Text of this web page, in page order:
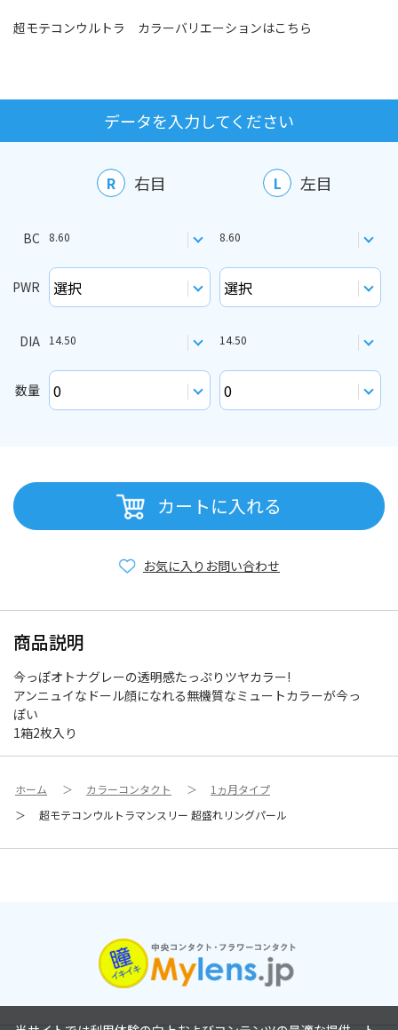
超モテコンウルトラ カラーバリエーションはこちら
データを入力してください
R 右目 L 左目
BC 8.60 8.60
PWR
DIA 14.50 14.50
数量
カートに入れる
お気に入り お問い合わせ
商品説明
今っぽオトナグレーの透明感たっぷりツヤカラー!
アンニュイなドール顔になれる無機質なミュートカラーが今っ
ぽい
1箱2枚入り
ホーム ＞ カラーコンタクト ＞
1ヵ月タイプ
＞
超モテコンウルトラマンスリー 超盛れリングパール